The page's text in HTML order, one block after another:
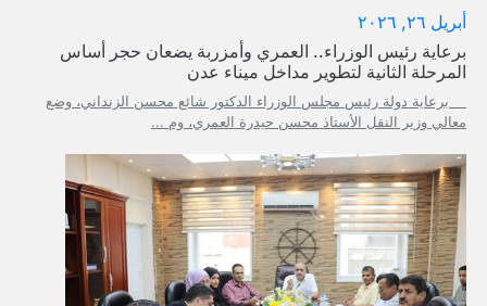
أبريل ٢٦, ٢٠٢٦
برعاية رئيس الوزراء.. العمري وأمزربة يضعان حجر أساس
المرحلة الثانية لتطوير مداخل ميناء عدن
برعاية دولة رئيس مجلس الوزراء الدكتور شائع محسن الزنداني، وضع
معالي وزير النقل الأستاذ محسن حيدرة العمري، وم ...